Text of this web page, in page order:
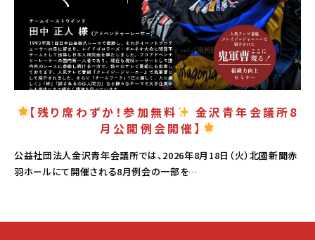
【残り席わずか！参加無料
金沢青年会議所8
月公開例会開催】
公益社団法人金沢青年会議所では、2026年8月18日（火）北國新聞赤
羽ホールにて開催される8月例会の一部を…